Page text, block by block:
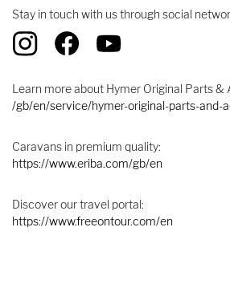
Stay in touch with us through social
Learn more about Hymer Original Parts &
/gb/en/service/hymer-original-parts-and-
Caravans in premium quality:
https://www.eriba.com/gb/en
Discover our travel portal:
https://www.freeontour.com/en